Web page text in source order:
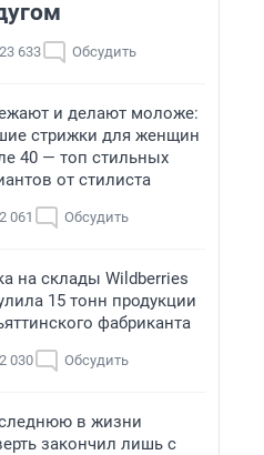
23 633 Обсудить
и делают моложе:
стрижки для женщин
40 — топ стильных
от стилиста
2 061 Обсудить
на склады Wildberries
15 тонн продукции
фабриканта
2 030 Обсудить
в жизни
закончил лишь с